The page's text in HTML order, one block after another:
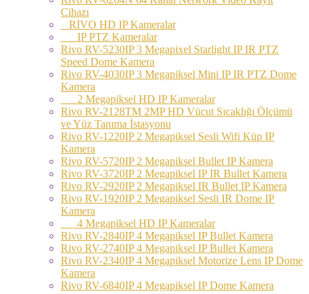
Cihazı
RİVO HD IP Kameralar
IP PTZ Kameralar
Rivo RV-5230IP 3 Megapixel Starlight IP IR PTZ
Speed Dome Kamera
Rivo RV-4030IP 3 Megapiksel Mini IP IR PTZ Dome
Kamera
2 Megapiksel HD IP Kameralar
Rivo RV-2128TM 2MP HD Vücut Sıcaklığı Ölçümü
ve Yüz Tanıma İstasyonu
Rivo RV-1220IP 2 Megapiksel Sesli Wifi Küp IP
Kamera
Rivo RV-5720IP 2 Megapiksel Bullet IP Kamera
Rivo RV-3720IP 2 Megapiksel IP IR Bullet Kamera
Rivo RV-2920IP 2 Megapiksel IR Bullet IP Kamera
Rivo RV-1920IP 2 Megapiksel Sesli IR Dome IP
Kamera
4 Megapiksel HD IP Kameralar
Rivo RV-2840IP 4 Megapiksel IP Bullet Kamera
Rivo RV-2740IP 4 Megapiksel IP Bullet Kamera
Rivo RV-2340IP 4 Megapiksel Motorize Lens IP Dome
Kamera
Rivo RV-6840IP 4 Megapiksel IP Dome Kamera